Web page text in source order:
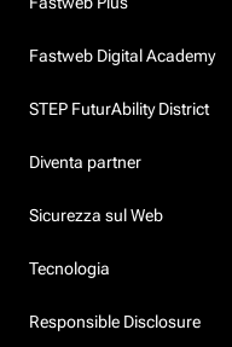
Fastweb Digital Academy
STEP FuturAbility District
Diventa partner
Sicurezza sul Web
Tecnologia
Responsible Disclosure